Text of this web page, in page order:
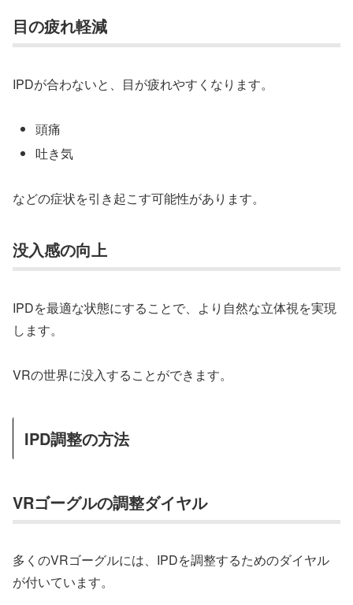
目の疲れ軽減
IPDが合わないと、目が疲れやすくなります。
頭痛
吐き気
などの症状を引き起こす可能性があります。
没入感の向上
IPDを最適な状態にすることで、より自然な立体視を実現
します。
VRの世界に没入することができます。
IPD調整の方法
VRゴーグルの調整ダイヤル
多くのVRゴーグルには、IPDを調整するためのダイヤル
が付いています。